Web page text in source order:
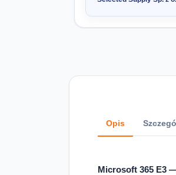
Opis
Microsoft 365 E3